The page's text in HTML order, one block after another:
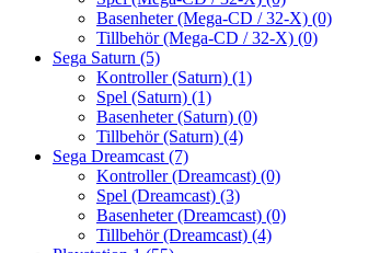
Basenheter (Mega-CD / 32-X) (0)
Tillbehör (Mega-CD / 32-X) (0)
Sega Saturn (5)
Kontroller (Saturn) (1)
Spel (Saturn) (1)
Basenheter (Saturn) (0)
Tillbehör (Saturn) (4)
Sega Dreamcast (7)
Kontroller (Dreamcast) (0)
Spel (Dreamcast) (3)
Basenheter (Dreamcast) (0)
Tillbehör (Dreamcast) (4)